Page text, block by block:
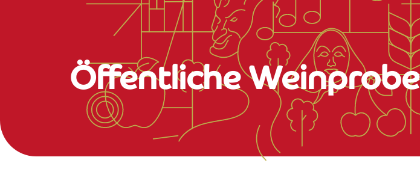
Öffentliche Weinprobe